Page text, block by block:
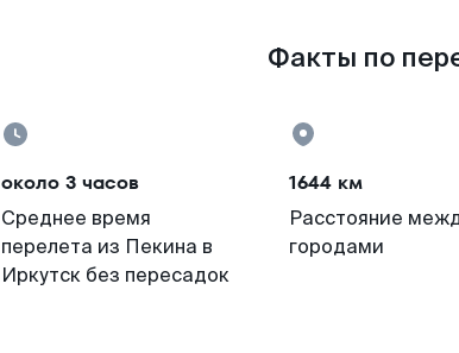
Факты по
около 3 часов
Среднее время
перелета из Пекина в
Иркутск без пересадок
1644 км
Расстояние
городами